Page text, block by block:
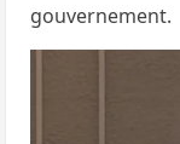
gouvernement.